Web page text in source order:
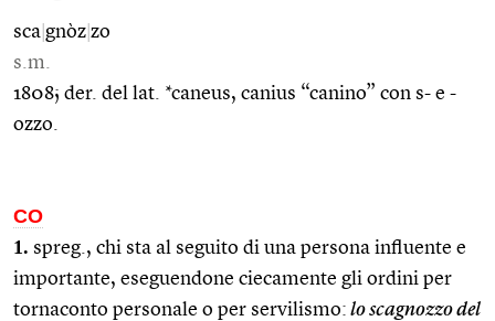
sca gnòz zo
s.m.
1808; der. del lat. *caneus, canius “canino” con s- e -
ozzo.
CO
1. spreg., chi sta al seguito di una persona influente e
importante, eseguendone ciecamente gli ordini per
tornaconto personale o per servilismo: lo scagnozzo del